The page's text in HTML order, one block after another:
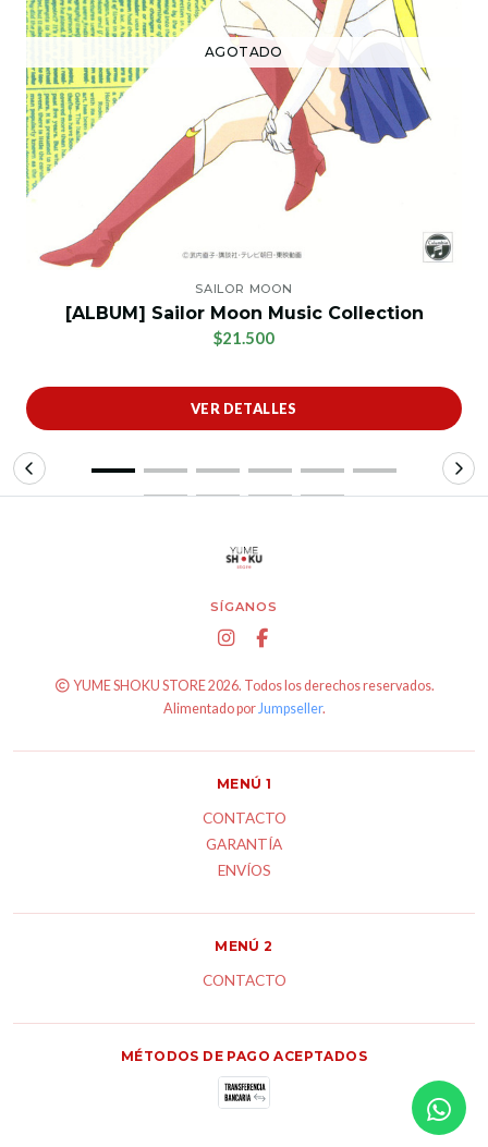
AGOTADO
SAILOR MOON
[ALBUM] Sailor Moon Music Collection
$21.500
VER DETALLES
SÍGANOS
YUME SHOKU STORE 2026. Todos los derechos reservados.
Alimentado porJumpseller.
MENÚ 1
CONTACTO
GARANTÍA
ENVÍOS
MENÚ 2
CONTACTO
MÉTODOS DE PAGO ACEPTADOS